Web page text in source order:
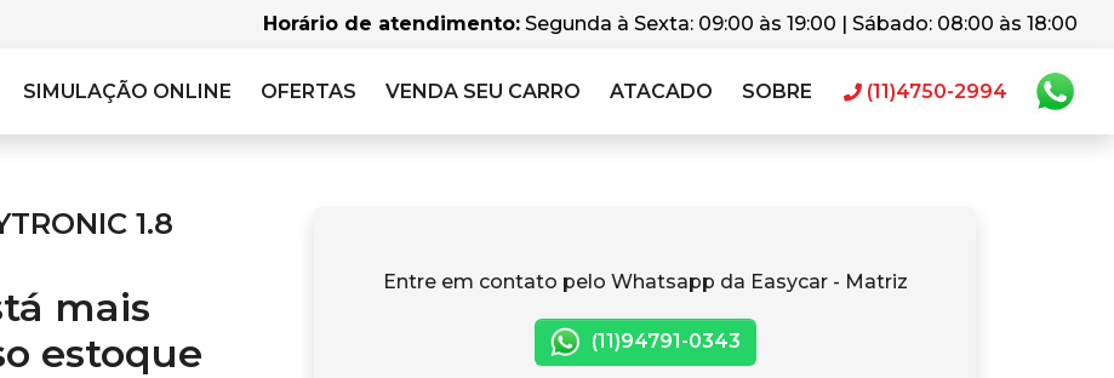
Horário de atendimento: Segunda à Sexta: 09:00 às 19:00 | Sábado: 08:00 às 18:00
SIMULAÇÃO ONLINE OFERTAS VENDA SEU CARRO ATACADO SOBRE (11)4750-2994
1.8
mais
estoque
Entre em contato pelo Whatsapp da Easycar - Matriz
(11)94791-0343